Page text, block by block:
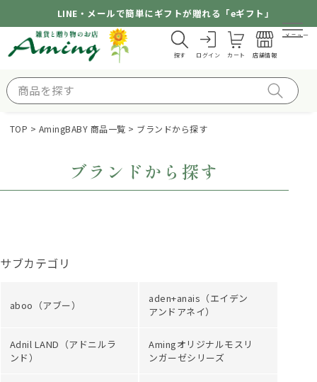
LINE・メールで簡単にギフトが贈れる「eギフト」
探す ログイン カート 店舗情報
メニュー
TOP AmingBABY 商品一覧 ブランドから探す
ブランドから探す
サブカテゴリ
aboo（アブー）
aden+anais（エイデン
アンドアネイ）
Adnil LAND（アドニルラ
ンド）
Amingオリジナルモスリ
ンガーゼシリーズ